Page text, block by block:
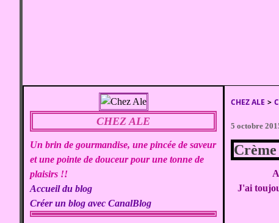
CHEZ ALE
Un brin de gourmandise, une pincée de saveur
et une pointe de douceur pour une tonne de
plaisirs !!
Accueil du blog
Créer un blog avec CanalBlog
CHEZ ALE >
5 octobre
J'ai